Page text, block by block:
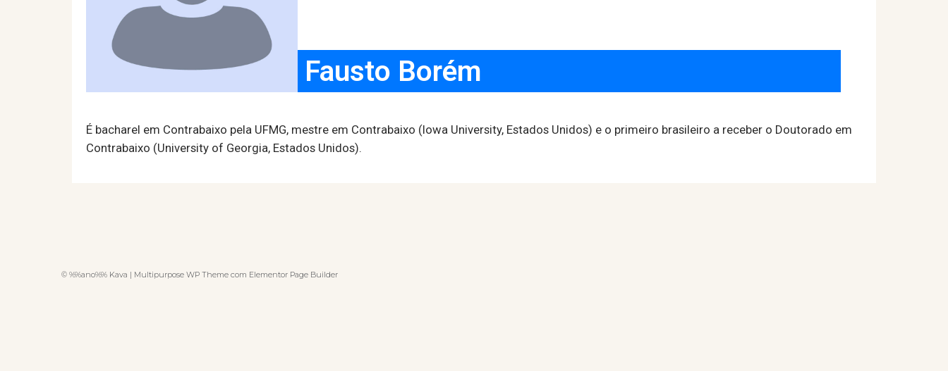
Fausto Borém
É bacharel em Contrabaixo pela UFMG, mestre em Contrabaixo (Iowa University, Estados Unidos) e o primeiro brasileiro a receber o Doutorado em
Contrabaixo (University of Georgia, Estados Unidos).
© %%ano%% Kava | Multipurpose WP Theme com Elementor Page Builder